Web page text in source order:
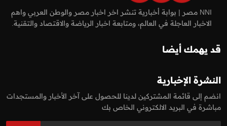
NNI مصر | بوابة أخبارية تنشر اخر اخبار مصر والوطن العربي واهم
الاخبار العاجلة في العالم، ومتابعة اخبار الرياضة والاقتصاد والتقنية.
قد يهمك أيضا
النشرة الإخبارية
انضم إلى قائمة المشتركين لدينا للحصول على آخر الأخبار والمستجدات
مباشرة في البريد الالكتروني الخاص بك